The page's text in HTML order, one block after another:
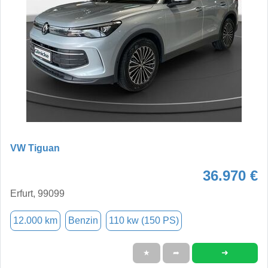
VW Tiguan
36.970 €
Erfurt, 99099
12.000 km Benzin 110 kw (150 PS)
★ ➦ ➜